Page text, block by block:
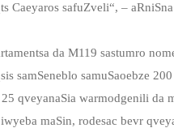
Caeyaros safuZveli“, –
da M119 sastumro
samSeneblo samuSaoebze
qveyanaSia warmodgenili da
maSin, rodesac bevr